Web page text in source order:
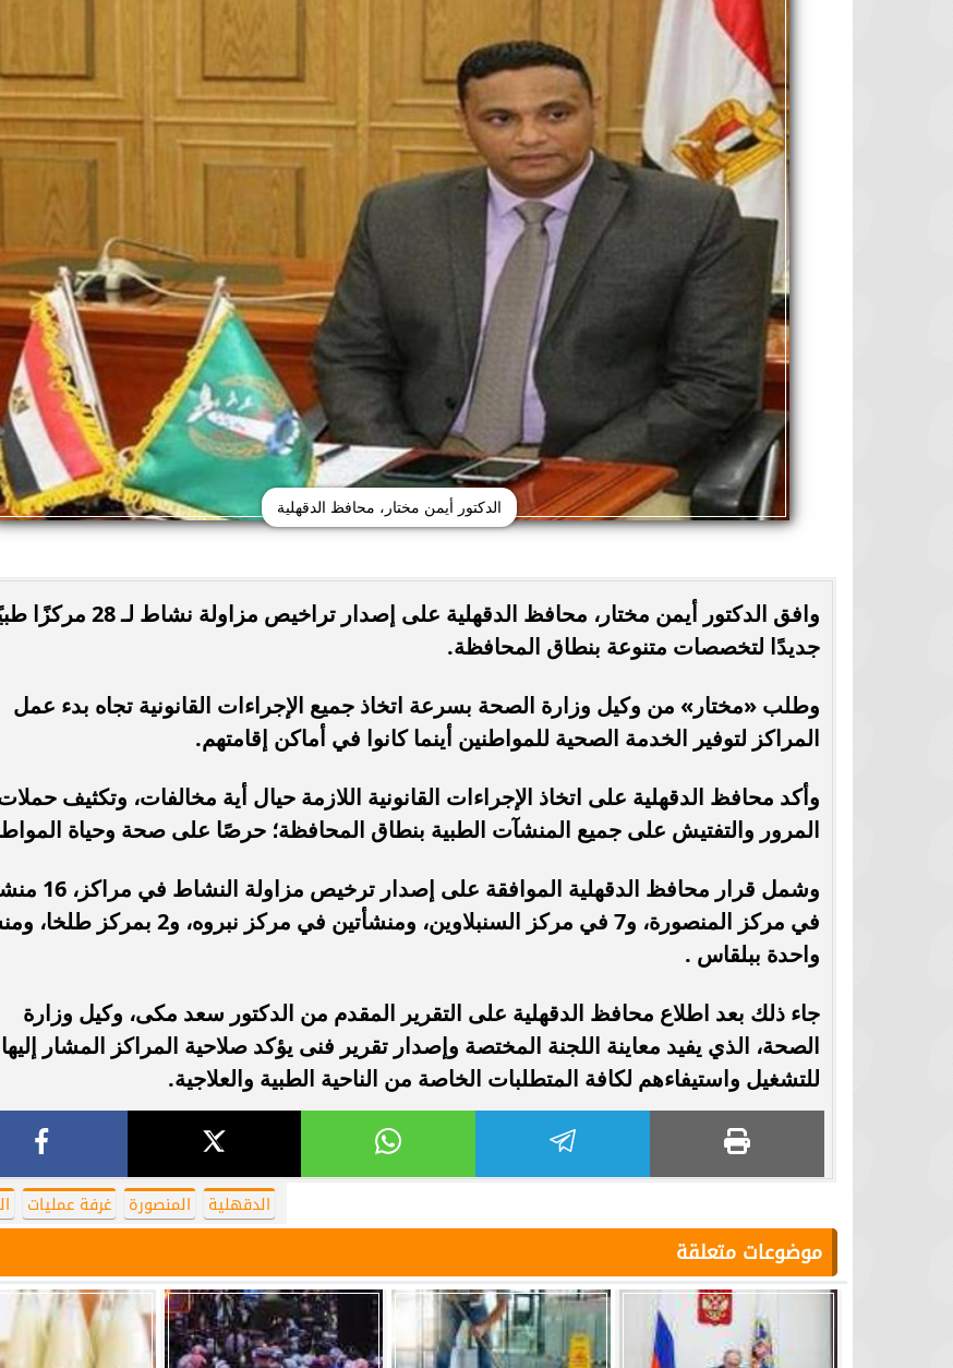
الدكتور أيمن مختار، محافظ الدقهلية
وافق الدكتور أيمن مختار، محافظ الدقهلية على إصدار تراخيص مزاولة نشاط لـ
جديدًا لتخصصات متنوعة بنطاق المحافظة.
وطلب «مختار» من وكيل وزارة الصحة بسرعة اتخاذ جميع الإجراءات القانونية تجاه بدء عمل
المراكز لتوفير الخدمة الصحية للمواطنين أينما كانوا في أماكن إقامتهم.
وأكد محافظ الدقهلية على اتخاذ الإجراءات القانونية اللازمة حيال أية مخالفات، وتكثيف
المرور والتفتيش على جميع المنشآت الطبية بنطاق المحافظة؛ حرصًا على صحة وحياة
وشمل قرار محافظ الدقهلية الموافقة على إصدار
في مركز المنصورة، و7 في مركز السنبلاوين، ومنشأتين في مركز نبروه، و2
واحدة ببلقاس .
جاء ذلك بعد اطلاع محافظ الدقهلية على التقرير المقدم من الدكتور سعد مكى، وكيل وزارة
الصحة، الذي يفيد معاينة اللجنة المختصة وإصدار تقرير فنى يؤكد صلاحية المراكز المشار إليها
للتشغيل واستيفاءهم لكافة المتطلبات الخاصة من الناحية الطبية والعلاجية.
الدقهلية المنصورة غرفة عمليات
موضوعات متعلقة